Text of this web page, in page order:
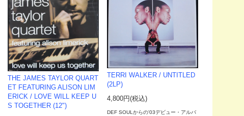
THE JAMES TAYLOR QUART
ET FEATURING ALISON LIM
ERICK / LOVE WILL KEEP U
S TOGETHER (12")
TERRI WALKER / UNTITLED
(2LP)
4,800円(税込)
DEF SOULからの'03デビュー・アルバ